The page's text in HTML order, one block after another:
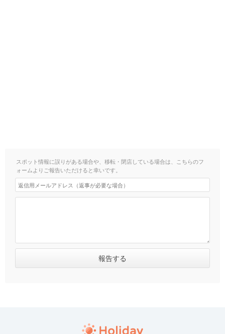
スポット情報に誤りがある場合や、移転・閉店している場合は、こちらのフ
ォームよりご報告いただけると幸いです。